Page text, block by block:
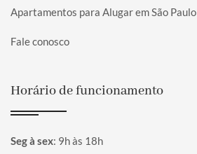
Apartamentos para Alugar em São Paulo
Fale conosco
Horário de funcionamento
Seg à sex: 9h às 18h